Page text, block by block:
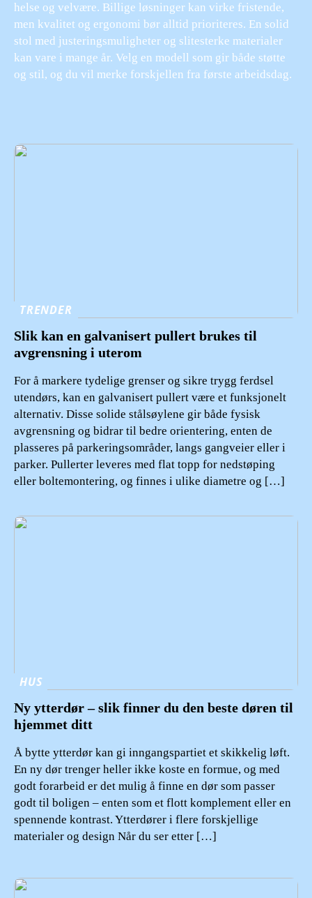
helse og velvære. Billige løsninger kan virke fristende,
men kvalitet og ergonomi bør alltid prioriteres. En solid
stol med justeringsmuligheter og slitesterke materialer
kan vare i mange år. Velg en modell som gir både støtte
og stil, og du vil merke forskjellen fra første arbeidsdag.
TRENDER
Slik kan en galvanisert pullert brukes til
avgrensning i uterom
For å markere tydelige grenser og sikre trygg ferdsel
utendørs, kan en galvanisert pullert være et funksjonelt
alternativ. Disse solide stålsøylene gir både fysisk
avgrensning og bidrar til bedre orientering, enten de
plasseres på parkeringsområder, langs gangveier eller i
parker. Pullerter leveres med flat topp for nedstøping
eller boltemontering, og finnes i ulike diametre og […]
HUS
Ny ytterdør – slik finner du den beste døren til
hjemmet ditt
Å bytte ytterdør kan gi inngangspartiet et skikkelig løft.
En ny dør trenger heller ikke koste en formue, og med
godt forarbeid er det mulig å finne en dør som passer
godt til boligen – enten som et flott komplement eller en
spennende kontrast. Ytterdører i flere forskjellige
materialer og design Når du ser etter […]